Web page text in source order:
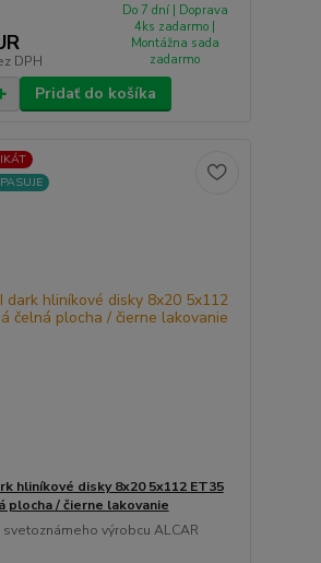
DPH
Do 7 dní | Doprava
4ks zadarmo |
Montážna sada
zadarmo
Pridať do košíka
hliníkové disky 8x20 5x112 ET35
plocha / čierne lakovanie
výrobcu ALCAR